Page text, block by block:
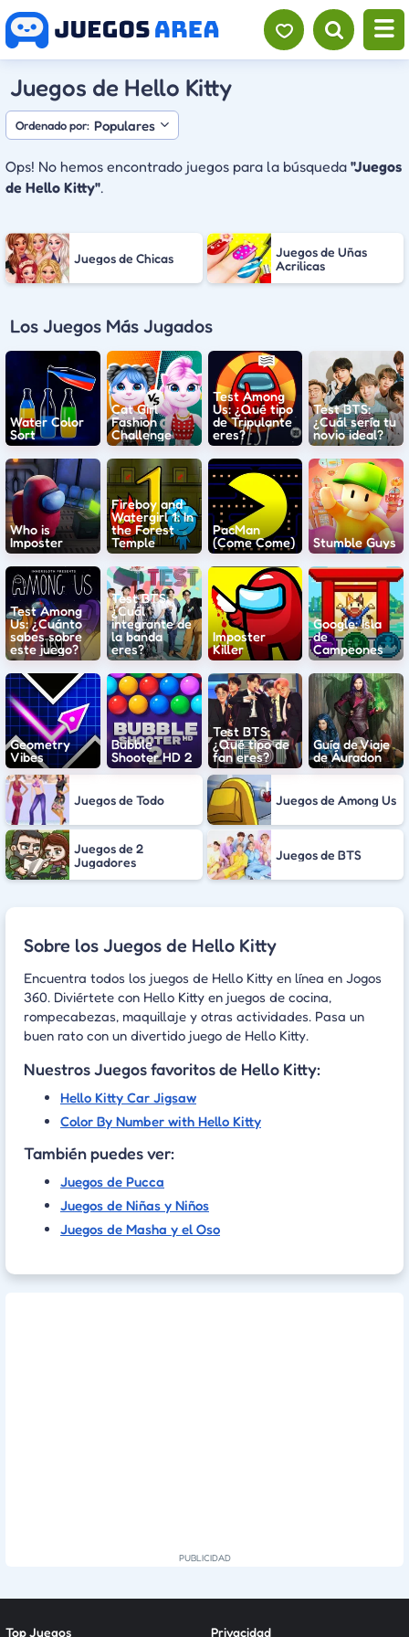
Juegos de Hello Kitty
Ordenado por: Populares
Ops! No hemos encontrado juegos para la búsqueda "Juegos
de Hello Kitty".
Juegos de Chicas
Juegos de Uñas
Acrilicas
Los Juegos Más Jugados
Water Color
Sort
Cat Girl
Fashion
Challenge
Test Among
Us: ¿Qué tipo
de Tripulante
eres?
Test BTS:
¿Cuál sería tu
novio ideal?
Who is
Imposter
Fireboy and
Watergirl 1: In
the Forest
Temple
PacMan
(Come Come)
Stumble Guys
Test Among
Us: ¿Cuánto
sabes sobre
este juego?
Test BTS:
¿Cuál
integrante de
la banda
eres?
Imposter
Killer
Google: Isla
de
Campeones
Geometry
Vibes
Bubble
Shooter HD 2
Test BTS:
¿Qué tipo de
fan eres?
Guía de Viaje
de Áuradon
Juegos de Todo Juegos de Among Us
Juegos de 2
Jugadores
Juegos de BTS
Sobre los Juegos de Hello Kitty
Encuentra todos los juegos de Hello Kitty en línea en Jogos
360. Diviértete con Hello Kitty en juegos de cocina,
rompecabezas, maquillaje y otras actividades. Pasa un
buen rato con un divertido juego de Hello Kitty.
Nuestros Juegos favoritos de Hello Kitty:
Hello Kitty Car Jigsaw
Color By Number with Hello Kitty
También puedes ver:
Juegos de Pucca
Juegos de Niñas y Niños
Juegos de Masha y el Oso
Top Juegos Privacidad